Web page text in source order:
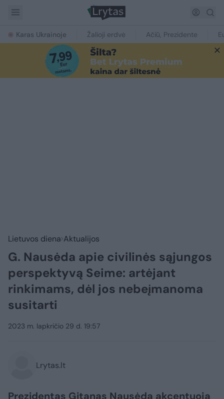
Karas Ukrainoje Žalioji erdvė Ačiū, Prezidente
Lietuvos diena Aktualijos
G. Nausėda apie civilinės sąjungos
perspektyvą Seime: artėjant
rinkimams, dėl jos nebeįmanoma
susitarti
2023 m. lapkričio 29 d. 19:57
Lrytas.lt
Prezidentas Gitanas Nausėda akcentuoja